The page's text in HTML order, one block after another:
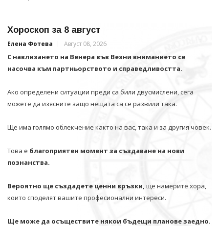
Хороскоп за 8 август
Елена Фотева Август 08, 2026
С навлизането на Венера във Везни вниманието се
насочва към партньорството и справедливостта.
Ако определени ситуации преди са били двусмислени, сега
можете да изясните защо нещата са се развили така.
Ще има голямо облекчение както на вас, така и за другия човек.
Това е благоприятен момент за създаване на нови
познанства.
Вероятно ще създадете ценни връзки, ще намерите хора,
които споделят вашите професионални интереси.
Ще може да осъществите някои бъдещи планове заедно.